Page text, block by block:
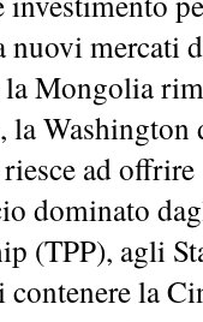
nuovi mercati
Mongolia
la Washington
riesce ad
dominato
(TPP), agli
contenere la